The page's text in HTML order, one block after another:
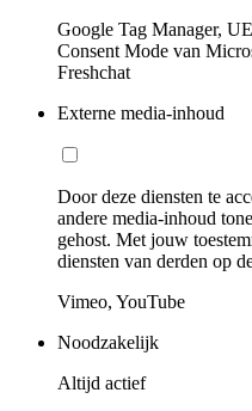
Google Tag Manager,
Consent Mode van
Freshchat
Externe media-inhoud
Door deze diensten te
andere media-inhoud
gehost. Met jouw
diensten van derden op
Vimeo, YouTube
Noodzakelijk
Altijd actief